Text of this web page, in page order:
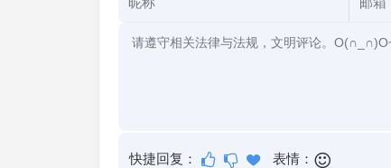
快捷回复： 表情：